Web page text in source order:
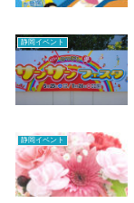
静岡イベント
静岡イベント